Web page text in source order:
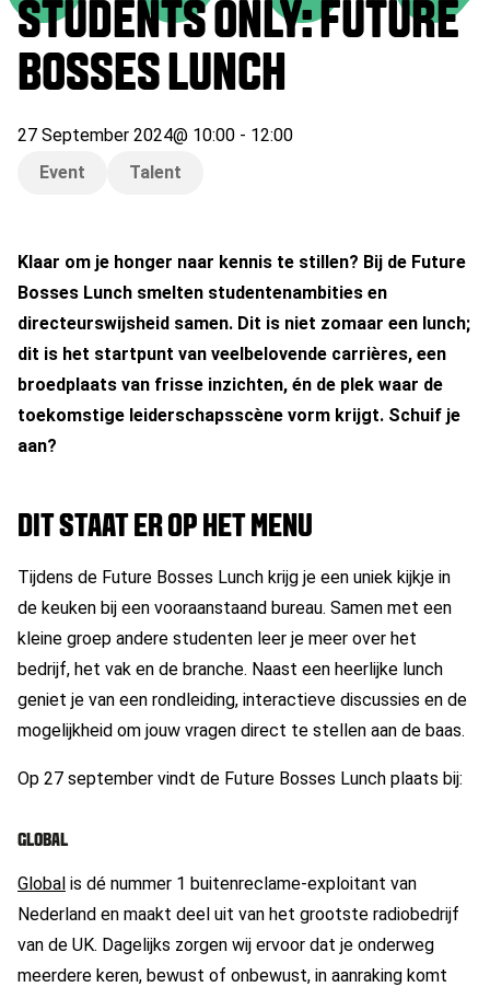
STUDENTS ONLY: FUTURE
BOSSES LUNCH
27 September 2024@ 10:00 - 12:00
Event
Talent
Klaar om je honger naar kennis te stillen? Bij de Future
Bosses Lunch smelten studentenambities en
directeurswijsheid samen. Dit is niet zomaar een lunch;
dit is het startpunt van veelbelovende carrières, een
broedplaats van frisse inzichten, én de plek waar de
toekomstige leiderschapsscène vorm krijgt. Schuif je
aan?
DIT STAAT ER OP HET MENU
Tijdens de Future Bosses Lunch krijg je een uniek kijkje in
de keuken bij een vooraanstaand bureau. Samen met een
kleine groep andere studenten leer je meer over het
bedrijf, het vak en de branche. Naast een heerlijke lunch
geniet je van een rondleiding, interactieve discussies en de
mogelijkheid om jouw vragen direct te stellen aan de baas.
Op 27 september vindt de Future Bosses Lunch plaats bij:
GLOBAL
Global is dé nummer 1 buitenreclame-exploitant van
Nederland en maakt deel uit van het grootste radiobedrijf
van de UK. Dagelijks zorgen wij ervoor dat je onderweg
meerdere keren, bewust of onbewust, in aanraking komt